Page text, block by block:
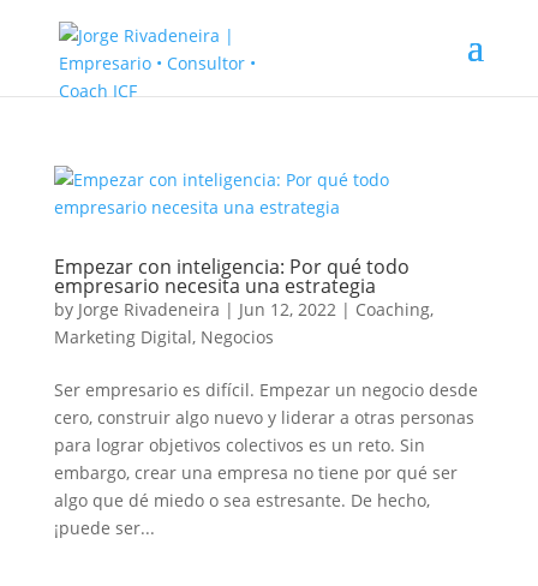
Empezar con inteligencia: Por qué todo
empresario necesita una estrategia
by Jorge Rivadeneira | Jun 12, 2022| Coaching,
Marketing Digital, Negocios
Ser empresario es difícil. Empezar un negocio desde
cero, construir algo nuevo y liderar a otras personas
para lograr objetivos colectivos es un reto. Sin
embargo, crear una empresa no tiene por qué ser
algo que dé miedo o sea estresante. De hecho,
¡puede ser...